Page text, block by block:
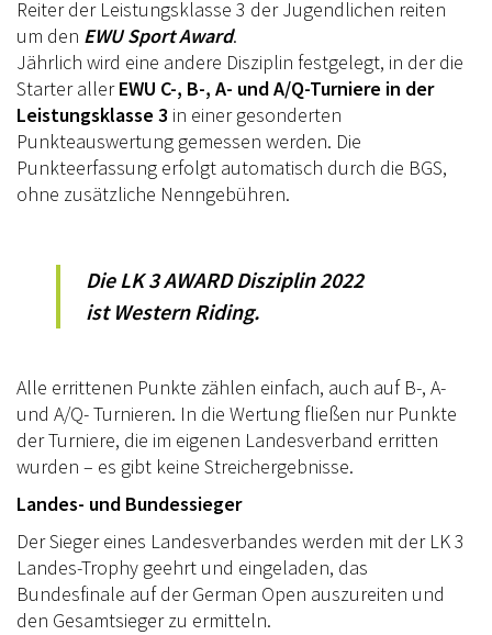
Reiter der Leistungsklasse 3 der Jugendlichen reiten
um den EWU Sport Award.
Jährlich wird eine andere Disziplin festgelegt, in der die
Starter allerEWU C-, B-, A- und A/Q-Turniere in der
Leistungsklasse 3 in einer gesonderten
Punkteauswertung gemessen werden. Die
Punkteerfassung erfolgt automatisch durch die BGS,
ohne zusätzliche Nenngebühren.
Die LK 3 AWARD Disziplin 2022
ist Western Riding.
Alle errittenen Punkte zählen einfach, auch auf B-, A-
und A/Q- Turnieren. In die Wertung fließen nur Punkte
der Turniere, die im eigenen Landesverband erritten
wurden – es gibt keine Streichergebnisse.
Landes- und Bundessieger
Der Sieger eines Landesverbandes werden mit der LK 3
Landes-Trophy geehrt und eingeladen, das
Bundesfinale auf der German Open auszureiten und
den Gesamtsieger zu ermitteln.